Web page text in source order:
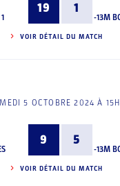
19 1
-13M
VOIR DÉTAIL DU MATCH
5 OCTOBRE 2024 À
9 5
-13M
VOIR DÉTAIL DU MATCH